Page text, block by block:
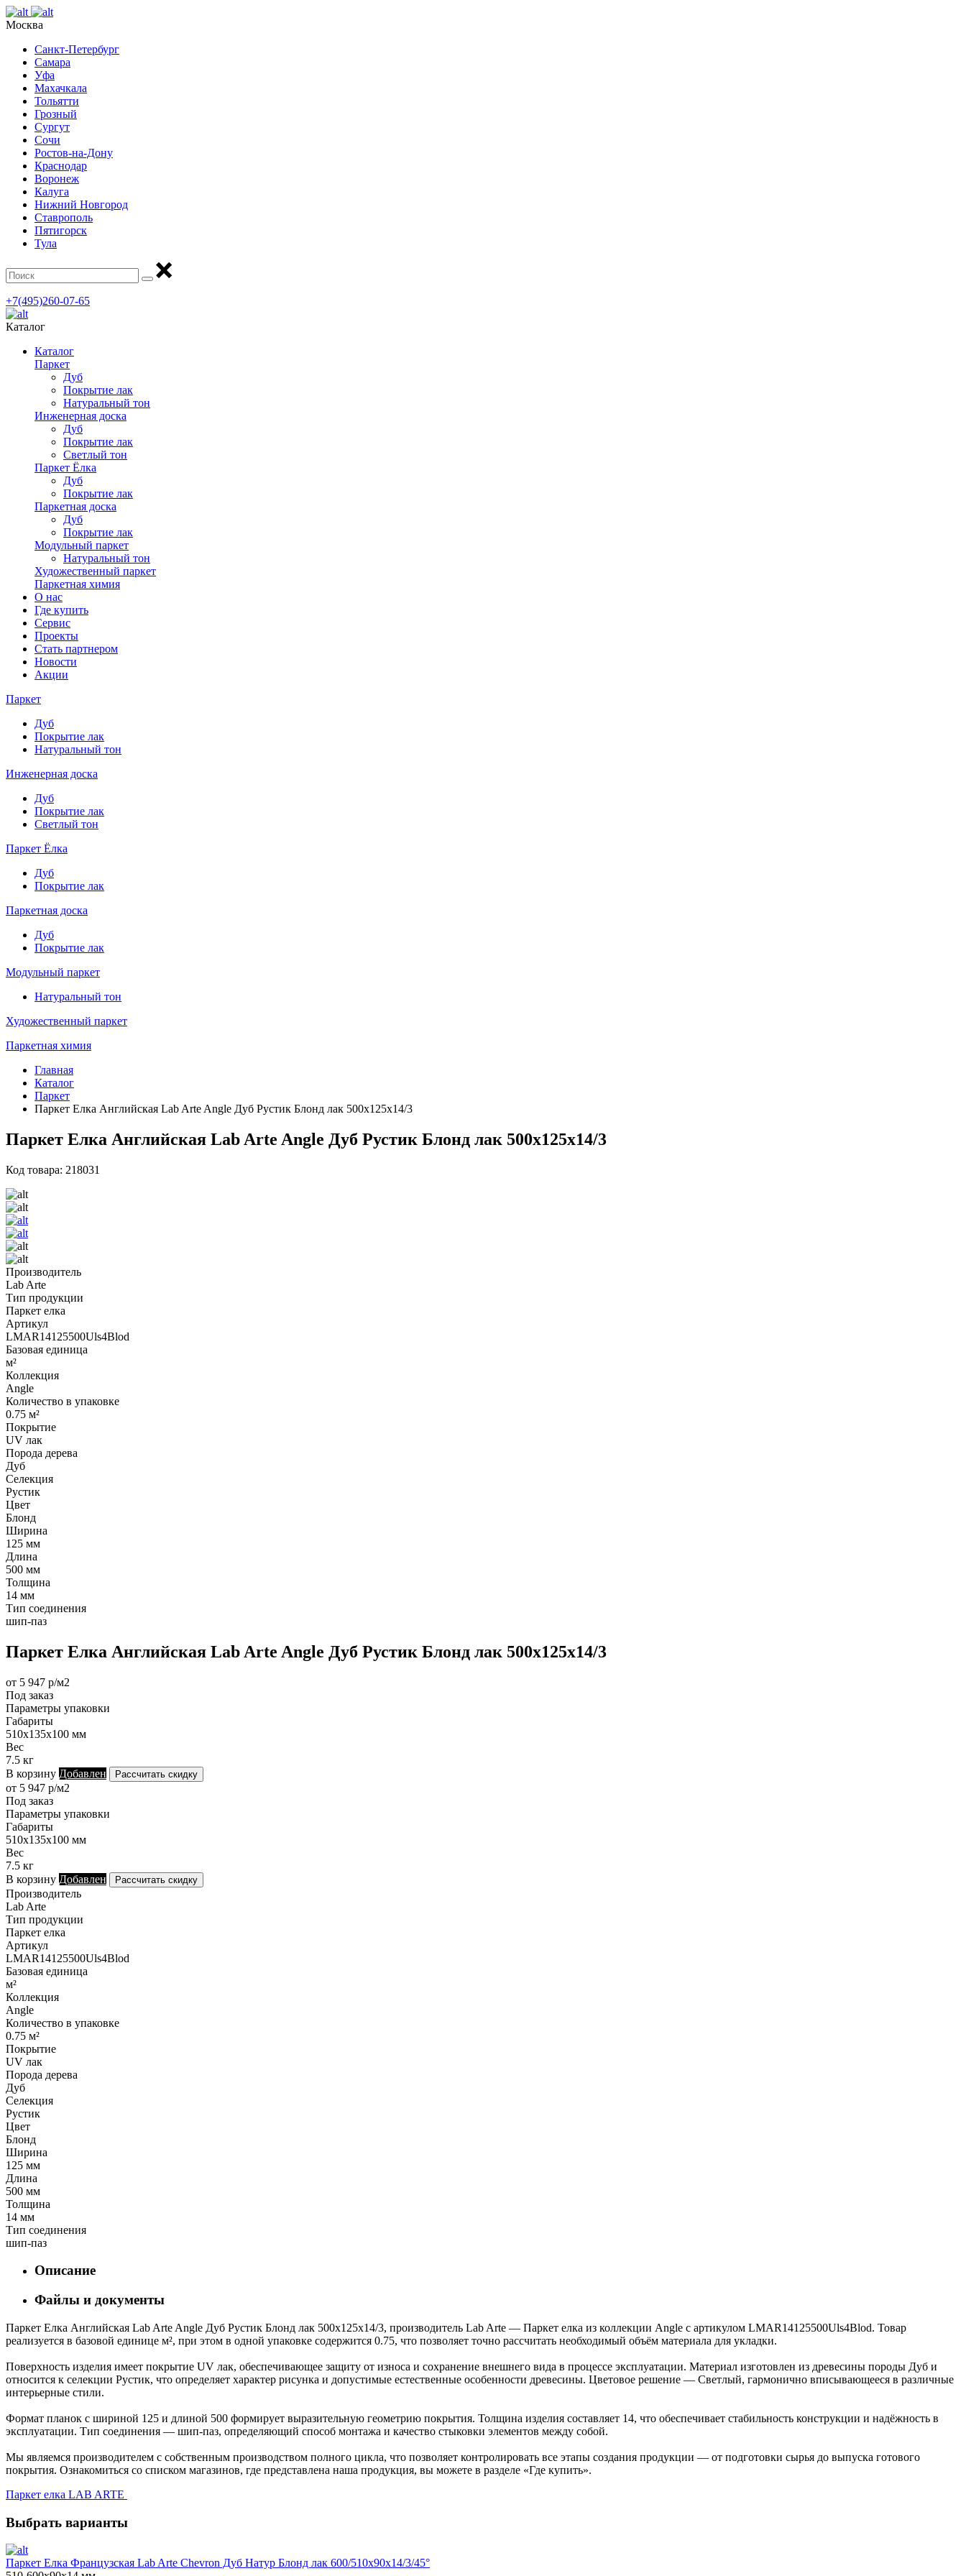
Москва
Санкт-Петербург
Самара
Уфа
Махачкала
Тольятти
Грозный
Сургут
Сочи
Ростов-на-Дону
Краснодар
Воронеж
Калуга
Нижний Новгород
Ставрополь
Пятигорск
Тула
+7(495)260-07-65
Каталог
Каталог
Паркет
Дуб
Покрытие лак
Натуральный тон
Инженерная доска
Дуб
Покрытие лак
Светлый тон
Паркет Ёлка
Дуб
Покрытие лак
Паркетная доска
Дуб
Покрытие лак
Модульный паркет
Натуральный тон
Художественный паркет
Паркетная химия
О нас
Где купить
Сервис
Проекты
Стать партнером
Новости
Акции
Паркет
Дуб
Покрытие лак
Натуральный тон
Инженерная доска
Дуб
Покрытие лак
Светлый тон
Паркет Ёлка
Дуб
Покрытие лак
Паркетная доска
Дуб
Покрытие лак
Модульный паркет
Натуральный тон
Художественный паркет
Паркетная химия
Главная
Каталог
Паркет
Паркет Елка Английская Lab Arte Angle Дуб Рустик Блонд лак 500х125х14/3
Паркет Елка Английская Lab Arte Angle Дуб Рустик Блонд лак 500х125х14/3
Код товара: 218031
Производитель
Lab Arte
Тип продукции
Паркет елка
Артикул
LMAR14125500Uls4Blod
Базовая единица
м²
Коллекция
Angle
Количество в упаковке
0.75 м²
Покрытие
UV лак
Порода дерева
Дуб
Селекция
Рустик
Цвет
Блонд
Ширина
125 мм
Длина
500 мм
Толщина
14 мм
Тип соединения
шип-паз
Паркет Елка Английская Lab Arte Angle Дуб Рустик Блонд лак 500х125х14/3
от 5 947 р/м2
Под заказ
Параметры упаковки
Габариты
510х135х100 мм
Вес
7.5 кг
В корзину Добавлен Рассчитать скидку
от 5 947 р/м2
Под заказ
Параметры упаковки
Габариты
510х135х100 мм
Вес
7.5 кг
В корзину Добавлен Рассчитать скидку
Производитель
Lab Arte
Тип продукции
Паркет елка
Артикул
LMAR14125500Uls4Blod
Базовая единица
м²
Коллекция
Angle
Количество в упаковке
0.75 м²
Покрытие
UV лак
Порода дерева
Дуб
Селекция
Рустик
Цвет
Блонд
Ширина
125 мм
Длина
500 мм
Толщина
14 мм
Тип соединения
шип-паз
Описание
Файлы и документы
Паркет Елка Английская Lab Arte Angle Дуб Рустик Блонд лак 500х125х14/3, производитель Lab Arte — Паркет елка из коллекции Angle с артикулом LMAR14125500Uls4Blod. Товар
реализуется в базовой единице м², при этом в одной упаковке содержится 0.75, что позволяет точно рассчитать необходимый объём материала для укладки.
Поверхность изделия имеет покрытие UV лак, обеспечивающее защиту от износа и сохранение внешнего вида в процессе эксплуатации. Материал изготовлен из древесины породы Дуб и
относится к селекции Рустик, что определяет характер рисунка и допустимые естественные особенности древесины. Цветовое решение — Светлый, гармонично вписывающееся в различные
интерьерные стили.
Формат планок с шириной 125 и длиной 500 формирует выразительную геометрию покрытия. Толщина изделия составляет 14, что обеспечивает стабильность конструкции и надёжность в
эксплуатации. Тип соединения — шип-паз, определяющий способ монтажа и качество стыковки элементов между собой.
Мы являемся производителем с собственным производством полного цикла, что позволяет контролировать все этапы создания продукции — от подготовки сырья до выпуска готового
покрытия. Ознакомиться со списком магазинов, где представлена наша продукция, вы можете в разделе «Где купить».
Паркет елка LAB ARTE
Выбрать варианты
Паркет Елка Французская Lab Arte Chevron Дуб Натур Блонд лак 600/510х90х14/3/45°